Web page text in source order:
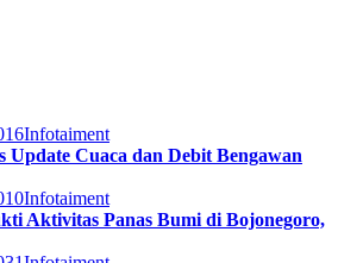
Infotaiment
Update Cuaca dan Debit Bengawan
Infotaiment
Aktivitas Panas Bumi di Bojonegoro,